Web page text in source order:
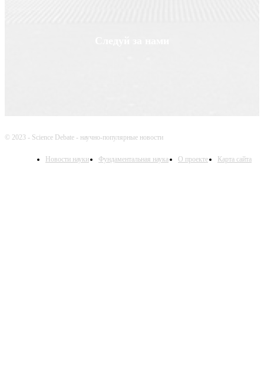
© 2023 - Science Debate - научно-популярные новости
Новости науки Фундаментальная наука О проекте Карта сайта